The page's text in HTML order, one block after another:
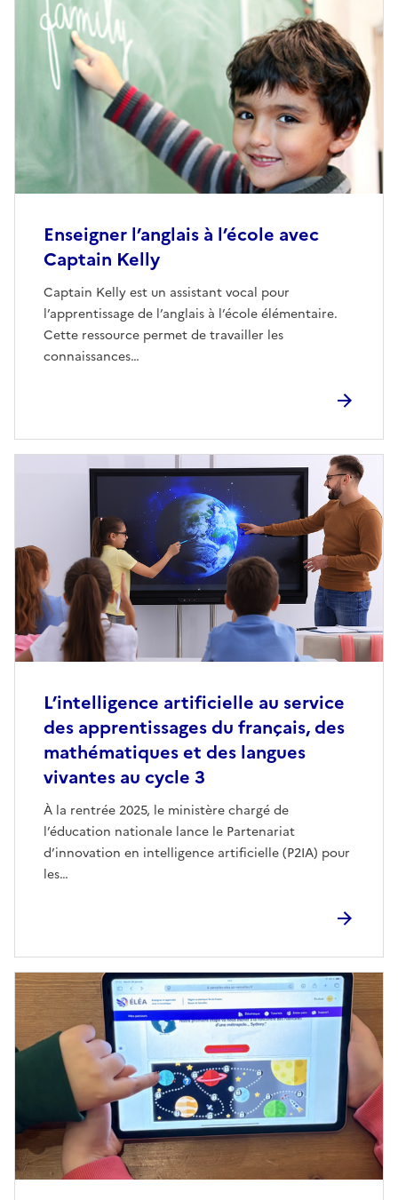
Enseigner l’anglais à l’école avec
Captain Kelly
Captain Kelly est un assistant vocal pour
l’apprentissage de l’anglais à l’école élémentaire.
Cette ressource permet de travailler les
connaissances…
L’intelligence artificielle au service
des apprentissages du français, des
mathématiques et des langues
vivantes au cycle 3
À la rentrée 2025, le ministère chargé de
l’éducation nationale lance le Partenariat
d’innovation en intelligence artificielle (P2IA) pour
les…